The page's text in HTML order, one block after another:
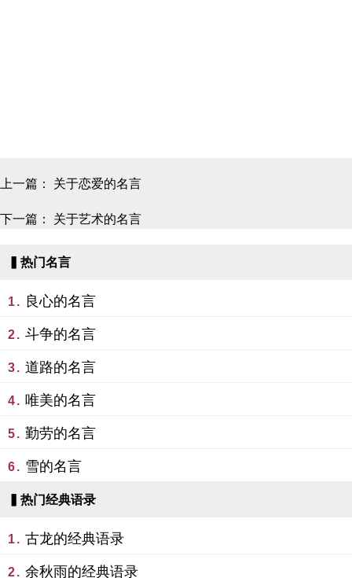
上一篇： 关于恋爱的名言
下一篇： 关于艺术的名言
▍热门名言
1. 良心的名言
2. 斗争的名言
3. 道路的名言
4. 唯美的名言
5. 勤劳的名言
6. 雪的名言
▍热门经典语录
1. 古龙的经典语录
2. 余秋雨的经典语录